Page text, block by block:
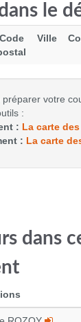
Voir le produit
le
Code
Ville
votre
:
: La carte
: La carte
dans